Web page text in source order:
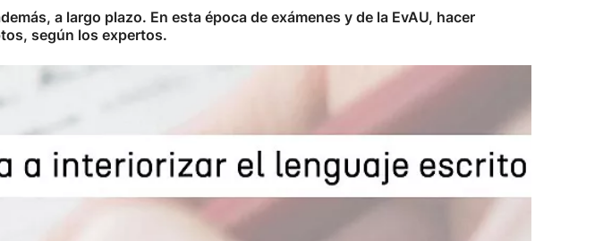
a largo plazo. En esta época de exámenes y de la EvAU, hacer
según los expertos.